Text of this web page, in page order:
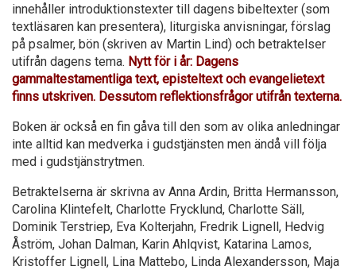
innehåller introduktionstexter till dagens bibeltexter (som
textläsaren kan presentera), liturgiska anvisningar, förslag
på psalmer, bön (skriven av Martin Lind) och betraktelser
utifrån dagens tema. Nytt för i år: Dagens
gammaltestamentliga text, episteltext och evangelietext
finns utskriven. Dessutom reflektionsfrågor utifrån texterna.
Boken är också en fin gåva till den som av olika anledningar
inte alltid kan medverka i gudstjänsten men ändå vill följa
med i gudstjänstrytmen.
Betraktelserna är skrivna av Anna Ardin, Britta Hermansson,
Carolina Klintefelt, Charlotte Frycklund, Charlotte Säll,
Dominik Terstriep, Eva Kolterjahn, Fredrik Lignell, Hedvig
Åström, Johan Dalman, Karin Ahlqvist, Katarina Lamos,
Kristoffer Lignell, Lina Mattebo, Linda Alexandersson, Maja